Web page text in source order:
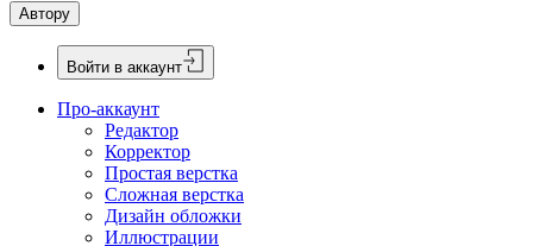
Автору
Войти в аккаунт
Про-аккаунт
Редактор
Корректор
Простая верстка
Сложная верстка
Дизайн обложки
Иллюстрации